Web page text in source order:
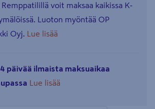
Remppatilillä voit maksaa kaikissa K-
Luoton myöntää OP
Oyj. Lue lisää
päivää ilmaista maksuaikaa
Lue lisää